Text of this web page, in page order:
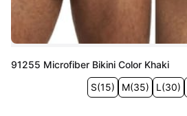
91255 Microfiber Bikini Color Khaki
S(15) M(35) L (30)